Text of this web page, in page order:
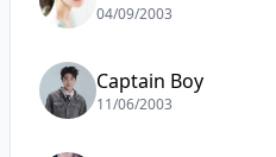
04/09/2003
Captain Boy
11/06/2003